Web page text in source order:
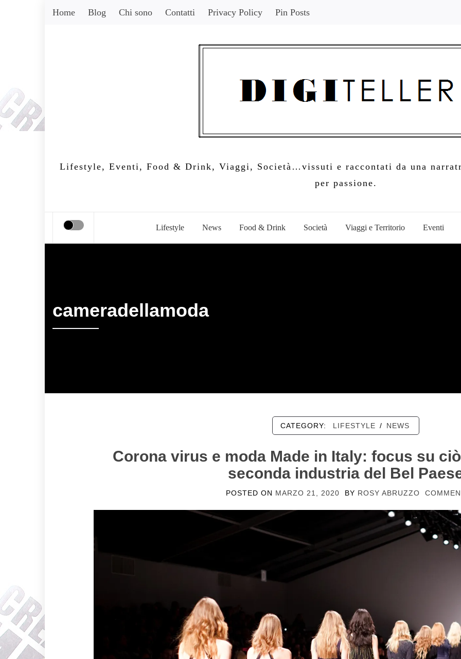
Skip
Home Blog Chi sono Contatti Privacy Policy Pin Posts
Lifestyle, Eventi, Food & Drink, Viaggi, Società…vissuti e raccontati da una
per passione.
Lifestyle News Food & Drink Società Viaggi e Territorio Eventi
cameradellamoda
CATEGORY: LIFESTYLE / NEWS
Corona virus e moda Made in Italy: focus su
seconda industria del Bel
POSTED ON MARZO 21, 2020 BY ROSY ABRUZZO